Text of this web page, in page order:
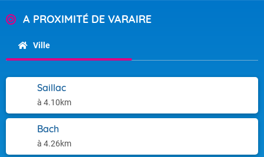
A PROXIMITÉ DE VARAIRE
Ville
Saillac
à 4.10km
Bach
à 4.26km